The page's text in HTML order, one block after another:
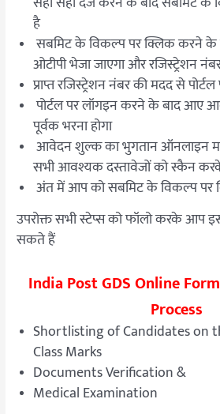
है
सबमिट के विकल्प पर क्लिक करने
ओटीपी भेजा जाएगा और रजिस्ट्रेशन
प्राप्त रजिस्ट्रेशन नंबर की मदद से
पोर्टल पर लॉगइन करने के बाद आए
पूर्वक भरना होगा
आवेदन शुल्क का भुगतान ऑनलाइन
सभी आवश्यक दस्तावेजों को स्कैन
अंत में आप को सबमिट के विकल्प पर
उपरोक्त सभी स्टेप्स को फॉलो करके
सकते हैं
India Post GDS Online
Process
Shortlisting of Candidates on
Class Marks
Documents Verification &
Medical Examination